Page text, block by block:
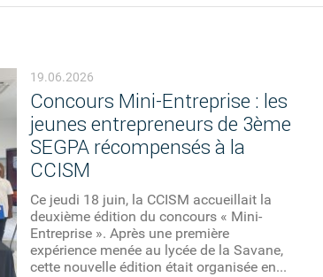
19.06.2026
Concours Mini-Entreprise : les
jeunes entrepreneurs de 3ème
SEGPA récompensés à la
CCISM
Ce jeudi 18 juin, la CCISM accueillait la
deuxième édition du concours « Mini-
Entreprise ». Après une première
expérience menée au lycée de la Savane,
cette nouvelle édition était organisée en...